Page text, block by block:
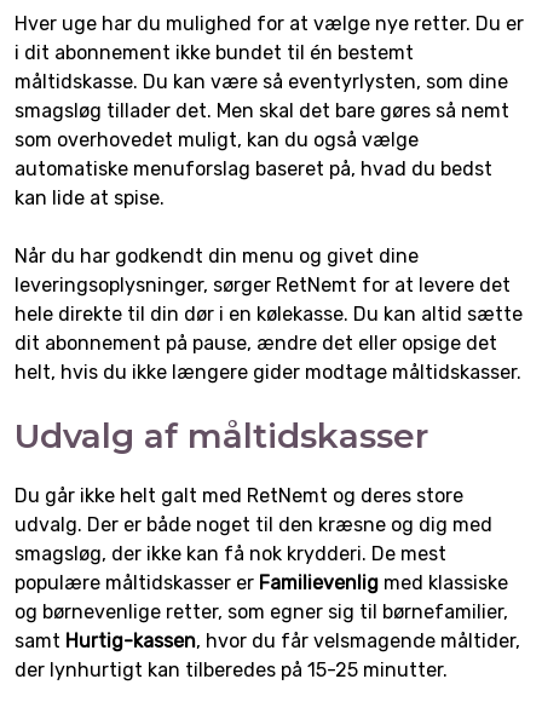
Hver uge har du mulighed for at vælge nye retter. Du er
i dit abonnement ikke bundet til én bestemt
måltidskasse. Du kan være så eventyrlysten, som dine
smagsløg tillader det. Men skal det bare gøres så nemt
som overhovedet muligt, kan du også vælge
automatiske menuforslag baseret på, hvad du bedst
kan lide at spise.
Når du har godkendt din menu og givet dine
leveringsoplysninger, sørger RetNemt for at levere det
hele direkte til din dør i en kølekasse. Du kan altid sætte
dit abonnement på pause, ændre det eller opsige det
helt, hvis du ikke længere gider modtage måltidskasser.
Udvalg af måltidskasser
Du går ikke helt galt med RetNemt og deres store
udvalg. Der er både noget til den kræsne og dig med
smagsløg, der ikke kan få nok krydderi. De mest
populære måltidskasser er Familievenlig med klassiske
og børnevenlige retter, som egner sig til børnefamilier,
samt Hurtig-kassen, hvor du får velsmagende måltider,
der lynhurtigt kan tilberedes på 15-25 minutter.